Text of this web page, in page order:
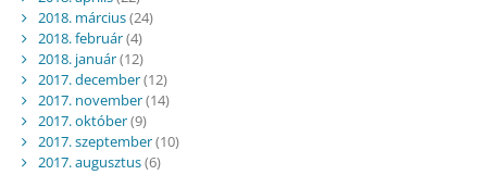
2018. március(24)
2018. február(4)
2018. január(12)
2017. december(12)
2017. november(14)
2017. október(9)
2017. szeptember(10)
2017. augusztus(6)